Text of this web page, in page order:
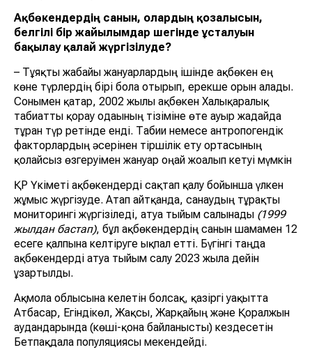
Ақбөкендердің санын, олардың қозғалысын,
белгілі бір жайылымдар шегінде ұсталуын
бақылау қалай жүргізілуде?
– Тұяқты жабайы жануарлардың ішінде ақбөкен ең
көне түрлердің бірі бола отырып, ерекше орын алады.
Сонымен қатар, 2002 жылы ақбөкен Халықаралық
табиғатты қорғау одағының тізіміне өте ауыр жағдайда
тұрған түр ретінде енді. Табиғи немесе антропогендік
факторлардың әсерінен тіршілік ету ортасының
қолайсыз өзгеруімен жануар оңай жоғалып кетуі мүмкін
ҚР Үкіметі ақбөкендерді сақтап қалу бойынша үлкен
жұмыс жүргізуде. Атап айтқанда, санаудың тұрақты
мониторингі жүргізіледі, атуға тыйым салынады (1999
жылдан бастап), бұл ақбөкендердің санын шамамен 12
есеге қалпына келтіруге ықпал етті. Бүгінгі таңда
ақбөкендерді атуға тыйым салу 2023 жылға дейін
ұзартылды.
Ақмола облысына келетін болсақ, қазіргі уақытта
Атбасар, Егіндікөл, Жақсы, Жарқайың және Қорғалжын
аудандарында (көші-қонға байланысты) кездесетін
Бетпақдала популяциясы мекендейді.